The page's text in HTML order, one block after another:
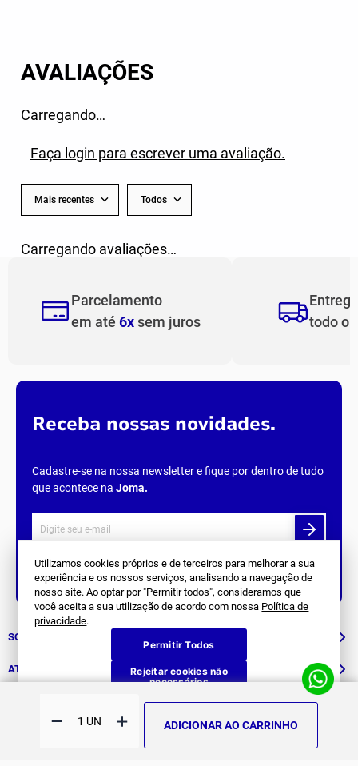
Utilizamos cookies próprios e de terceiros para melhorar a sua
experiência e os nossos serviços, analisando a navegação de
nosso site. Ao optar por "Permitir todos", consideramos que
você aceita a sua utilização de acordo com nossa Política de
privacidade.
Permitir Todos
Rejeitar cookies não
necessários
AVALIAÇÕES
Carregando…
Faça login para escrever uma avaliação.
Mais recentes Todos
Carregando avaliações…
ADICIONAR AO CARRINHO
Parcelamento
em até 6xsem juros
todo o
Receba nossas novidades.
Cadastre-se na nossa newsletter e fique por dentro de tudo
que acontece na Joma.
Siga Nos
SOBRE NÓS
História
ATENDIMENTO
(11) 94311-8416